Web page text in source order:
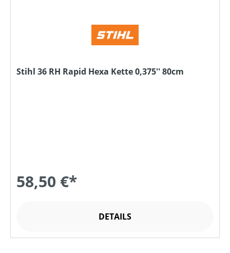
Stihl 36 RH Rapid Hexa Kette 0,375'' 80cm
58,50 €*
DETAILS